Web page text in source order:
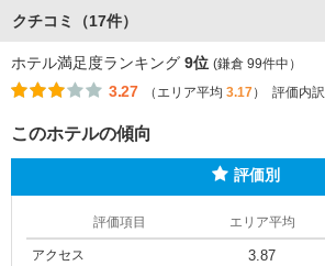
クチコミ（17件）
ホテル満足度ランキング 9位 (鎌倉 99件中）
3.27 （エリア平均 3.17） 評価内訳
このホテルの傾向
評価別
評価項目 エリア平均
アクセス 3.87